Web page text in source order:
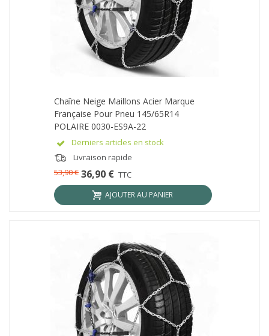
Chaîne Neige Maillons Acier Marque
Française Pour Pneu 145/65R14
POLAIRE 0030-ES9A-22
Derniers articles en stock
Livraison rapide
36,90 € TTC
53,90 €
AJOUTER AU PANIER